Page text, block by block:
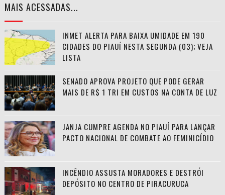
MAIS ACESSADAS...
INMET ALERTA PARA BAIXA UMIDADE EM 190
CIDADES DO PIAUÍ NESTA SEGUNDA (03); VEJA
LISTA
SENADO APROVA PROJETO QUE PODE GERAR
MAIS DE R$ 1 TRI EM CUSTOS NA CONTA DE LUZ
JANJA CUMPRE AGENDA NO PIAUÍ PARA LANÇAR
PACTO NACIONAL DE COMBATE AO FEMINICÍDIO
INCÊNDIO ASSUSTA MORADORES E DESTRÓI
DEPÓSITO NO CENTRO DE PIRACURUCA